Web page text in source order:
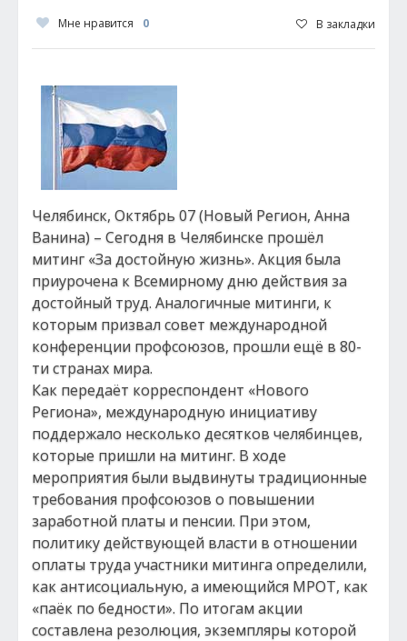
Мне нравится 0 В закладки
Челябинск, Октябрь 07 (Новый Регион, Анна
Ванина) – Сегодня в Челябинске прошёл
митинг «За достойную жизнь». Акция была
приурочена к Всемирному дню действия за
достойный труд. Аналогичные митинги, к
которым призвал совет международной
конференции профсоюзов, прошли ещё в 80-
ти странах мира.
Как передаёт корреспондент «Нового
Региона», международную инициативу
поддержало несколько десятков челябинцев,
которые пришли на митинг. В ходе
мероприятия были выдвинуты традиционные
требования профсоюзов о повышении
заработной платы и пенсии. При этом,
политику действующей власти в отношении
оплаты труда участники митинга определили,
как антисоциальную, а имеющийся МРОТ, как
«паёк по бедности». По итогам акции
составлена резолюция, экземпляры которой